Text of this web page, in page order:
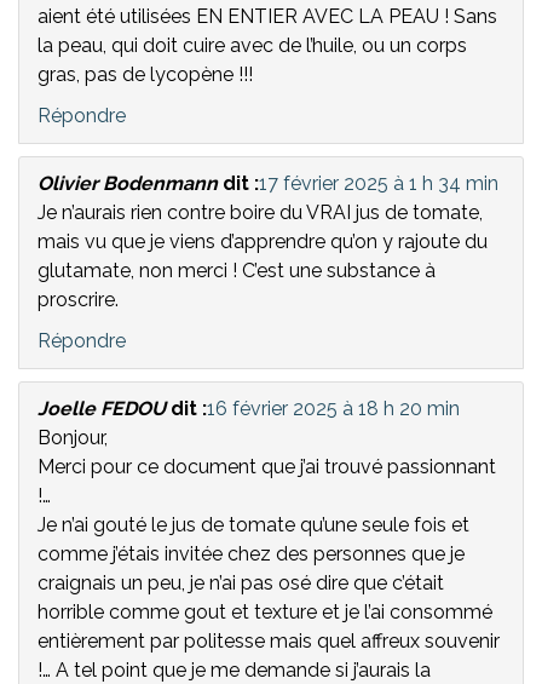
aient été utilisées EN ENTIER AVEC LA PEAU ! Sans
la peau, qui doit cuire avec de l’huile, ou un corps
gras, pas de lycopène !!!
Répondre
Olivier Bodenmann dit :17 février 2025 à 1 h 34 min
Je n’aurais rien contre boire du VRAI jus de tomate,
mais vu que je viens d’apprendre qu’on y rajoute du
glutamate, non merci ! C’est une substance à
proscrire.
Répondre
Joelle FEDOU dit :16 février 2025 à 18 h 20 min
Bonjour,
Merci pour ce document que j’ai trouvé passionnant
!…
Je n’ai gouté le jus de tomate qu’une seule fois et
comme j’étais invitée chez des personnes que je
craignais un peu, je n’ai pas osé dire que c’était
horrible comme gout et texture et je l’ai consommé
entièrement par politesse mais quel affreux souvenir
!… A tel point que je me demande si j’aurais la